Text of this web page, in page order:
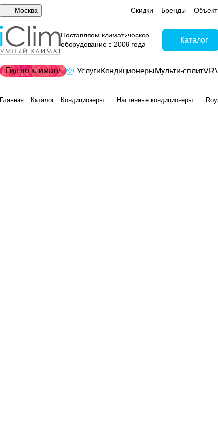
Москва Скидки Бренды
Поставляем климатическое
оборудование с 2008 года
Каталог
Гид по климату УслугиКондиционерыМульти-сплит
Главная Каталог Кондиционеры Настенные кондиционеры